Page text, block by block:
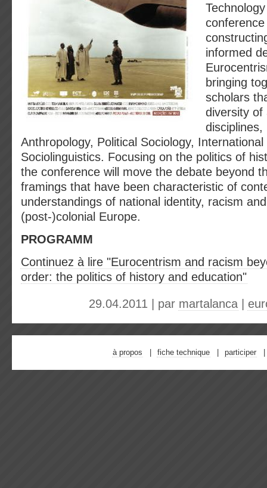
informed
bringing
scholars
diversity of
disciplines,
Anthropology, Political Sociology,
Sociolinguistics. Focusing on the politics of
the conference will move the debate beyond
framings that have been characteristic of
understandings of national identity, racism
(post-)colonial Europe.
PROGRAMM
Continuez à lire "Eurocentrism and racism
order: the politics of history and education"
29.04.2011 | par martalanca
à propos fiche technique participer